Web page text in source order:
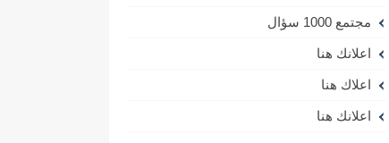
مجتمع 1000 سؤال
اعلانك هنا
اعلاك هنا
اعلانك هنا